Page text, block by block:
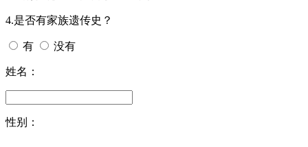
4.是否有家族遗传史？
有 没有
姓名：
性别：